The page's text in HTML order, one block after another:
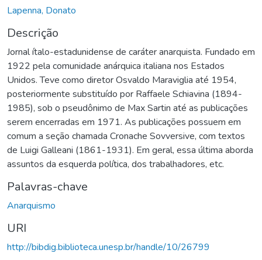
Lapenna, Donato
Descrição
Jornal ítalo-estadunidense de caráter anarquista. Fundado em
1922 pela comunidade anárquica italiana nos Estados
Unidos. Teve como diretor Osvaldo Maraviglia até 1954,
posteriormente substituído por Raffaele Schiavina (1894-
1985), sob o pseudônimo de Max Sartin até as publicações
serem encerradas em 1971. As publicações possuem em
comum a seção chamada Cronache Sovversive, com textos
de Luigi Galleani (1861-1931). Em geral, essa última aborda
assuntos da esquerda política, dos trabalhadores, etc.
Palavras-chave
Anarquismo
URI
http://bibdig.biblioteca.unesp.br/handle/10/26799